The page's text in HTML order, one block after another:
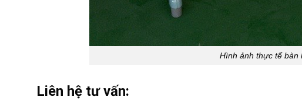
Hình ảnh thực tế bàn
Liên hệ tư vấn: